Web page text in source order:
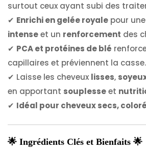
surtout ceux ayant subi des
✔ Enrichi en gelée royale pour une
intenseet un renforcement des
✔ PCA et protéines de blé
capillaires et préviennent la casse.
✔ Laisse les cheveux lisses,
en apportant souplesseet
✔ Idéal pour cheveux secs,
🌟 Ingrédients Clés et Bienfaits 🌟